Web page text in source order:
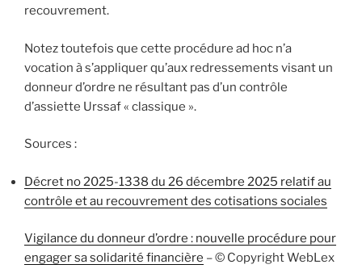
recouvrement.
Notez toutefois que cette procédure ad hoc n’a
vocation à s’appliquer qu’aux redressements visant un
donneur d’ordre ne résultant pas d’un contrôle
d’assiette Urssaf « classique ».
Sources :
Décret no 2025-1338 du 26 décembre 2025 relatif au
contrôle et au recouvrement des cotisations sociales
Vigilance du donneur d’ordre : nouvelle procédure pour
engager sa solidarité financière – © Copyright WebLex